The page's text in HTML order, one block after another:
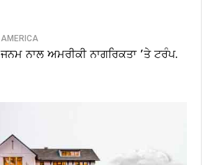
AMERICA
ਜਨਮ ਨਾਲ ਅਮਰੀਕੀ ਨਾਗਰਿਕਤਾ ’ਤੇ ਟਰੰਪ.